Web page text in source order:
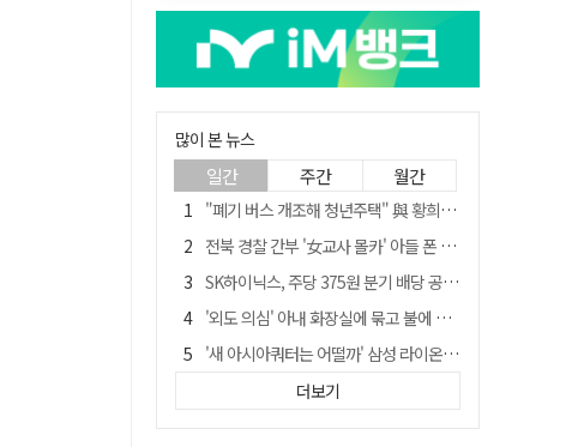
많이 본 뉴스
일간 주간 월간
"폐기 버스 개조해 청년주택" 與 황희…'딸 학비는 年 4200만원'
전북 경찰 간부 '女교사 몰카' 아들 폰 부수고…"처벌 못하는 사안" 내부망에 글
SK하이닉스, 주당 375원 분기 배당 공시…"3분기 중 주주환원 방안 확정"
'외도 의심' 아내 화장실에 묶고 불에 달군 공구로 고문…남편 검거
'새 아시아쿼터는 어떨까' 삼성 라이온즈, 새 얼굴 투수 미야모리 영입
박권현 청도군수, '햇빛 연금 사업' 공약 시동걸어
더보기